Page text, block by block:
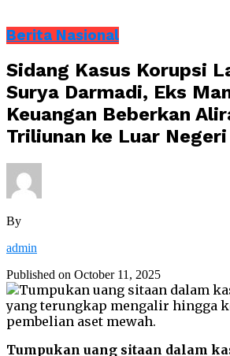
Berita Nasional
Sidang Kasus Korupsi
Surya Darmadi, Eks
Keuangan Beberkan
Triliunan ke Luar Negeri
By
admin
Published on October 11, 2025
Tumpukan uang sitaan dalam